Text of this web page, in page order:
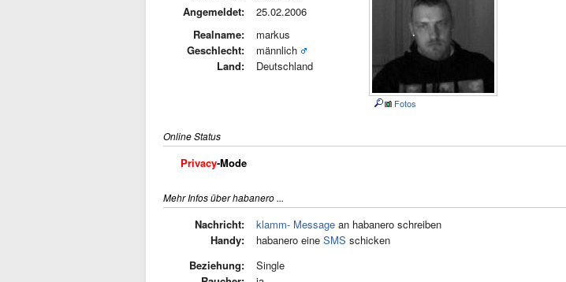
Angemeldet:
25.02.2006
Realname:
markus
Geschlecht:
männlich
Land:
Deutschland
Fotos
Online Status
Privacy-Mode
Mehr Infos über habanero ...
Nachricht: klamm- Message an habanero schreiben
Handy:
habanero eine SMS schicken
Beziehung:
Single